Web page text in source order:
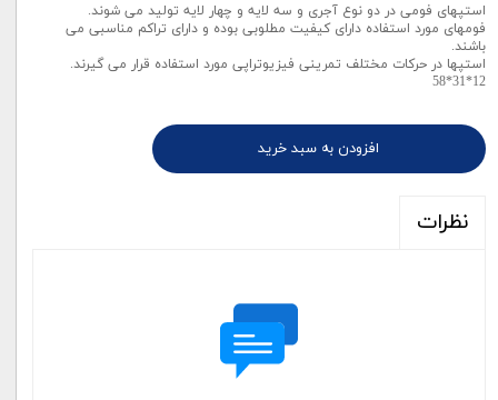
استپهای فومی در دو نوع آجری و سه لایه و چهار لایه تولید می شوند.
فومهای مورد استفاده دارای کیفیت مطلوبی بوده و دارای تراکم مناسبی می
باشند.
استپها در حرکات مختلف تمرینی فیزیوتراپی مورد استفاده قرار می گیرند.
12*31*58
افزودن به سبد خرید
نظرات